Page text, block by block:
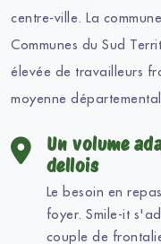
centre-ville. La
Communes du Sud
élevée de travailleurs
moyenne
Un volume
dellois
Le besoin en
foyer. Smile-it
couple de